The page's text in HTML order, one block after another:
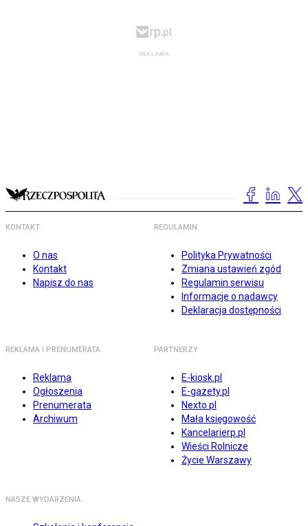
KONTAKT
O nas
Kontakt
Napisz do nas
REGULAMIN
Polityka Prywatności
Zmiana ustawień zgód
Regulamin serwisu
Informacje o nadawcy
Deklaracja dostępności
REKLAMA I PRENUMERATA
Reklama
Ogłoszenia
Prenumerata
Archiwum
PARTNERZY
E-kiosk.pl
E-gazety.pl
Nexto.pl
Mała księgowość
Kancelarierp.pl
Wieści Rolnicze
Życie Warszawy
NASZE WYDARZENIA